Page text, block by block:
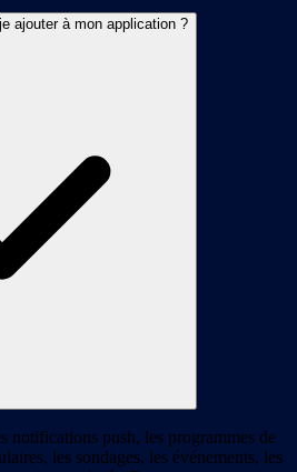
ajouter à mon application ?
notifications push, les programmes de
les sondages, les événements, les